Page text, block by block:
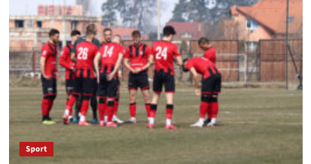
31
de
mii
de
persoane
au
fost
vaccinate
în
Harghita,
Sport